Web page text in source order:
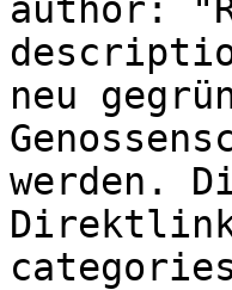
author:
neu
werden.